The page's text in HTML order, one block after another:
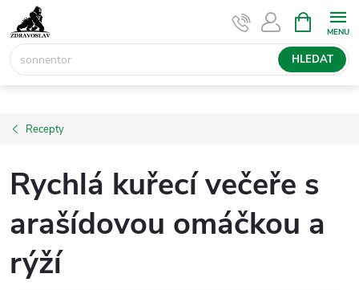
na
obsah
HLEDAT
NÁKUPNÍ
KOŠÍK
Recepty
Rychlá kuřecí večeře s
arašídovou omáčkou a
rýží